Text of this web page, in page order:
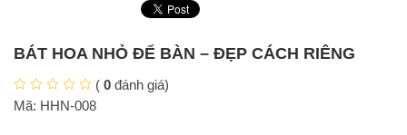
BÁT HOA NHỎ ĐỂ BÀN – ĐẸP CÁCH RIÊNG
( 0 đánh giá)
Mã: HHN-008